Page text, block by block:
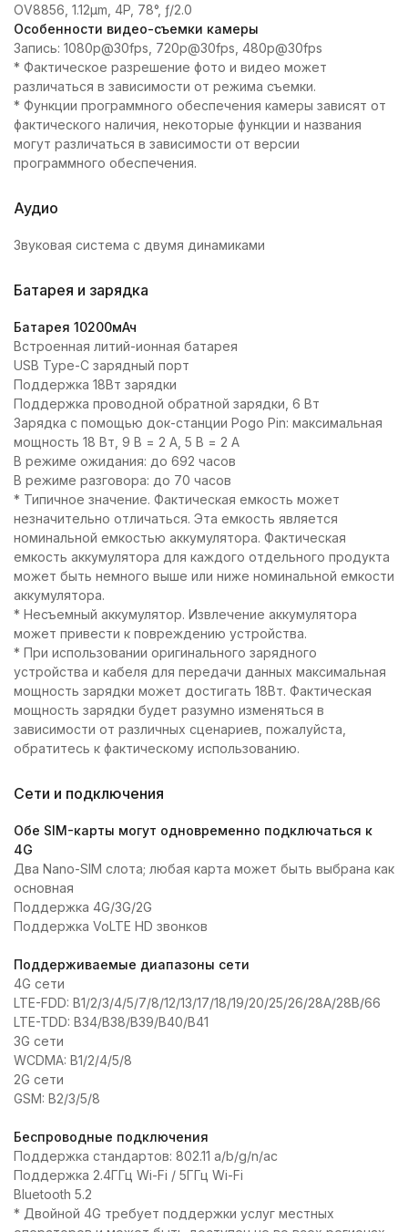
OV8856, 1.12µm, 4P, 78°, ƒ/2.0
Особенности видео-съемки камеры
Запись: 1080p@30fps, 720p@30fps, 480p@30fps
* Фактическое разрешение фото и видео может
различаться в зависимости от режима съемки.
* Функции программного обеспечения камеры зависят от
фактического наличия, некоторые функции и названия
могут различаться в зависимости от версии
программного обеспечения.
Аудио
Звуковая система с двумя динамиками
Батарея и зарядка
Батарея 10200мАч
Встроенная литий-ионная батарея
USB Type-C зарядный порт
Поддержка 18Вт зарядки
Поддержка проводной обратной зарядки, 6 Вт
Зарядка с помощью док-станции Pogo Pin: максимальная
мощность 18 Вт, 9 В = 2 А, 5 В = 2 А
В режиме ожидания: до 692 часов
В режиме разговора: до 70 часов
* Типичное значение. Фактическая емкость может
незначительно отличаться. Эта емкость является
номинальной емкостью аккумулятора. Фактическая
емкость аккумулятора для каждого отдельного продукта
может быть немного выше или ниже номинальной емкости
аккумулятора.
* Несъемный аккумулятор. Извлечение аккумулятора
может привести к повреждению устройства.
* При использовании оригинального зарядного
устройства и кабеля для передачи данных максимальная
мощность зарядки может достигать 18Вт. Фактическая
мощность зарядки будет разумно изменяться в
зависимости от различных сценариев, пожалуйста,
обратитесь к фактическому использованию.
Сети и подключения
Обе SIM-карты могут одновременно подключаться к
4G
Два Nano-SIM слота; любая карта может быть выбрана как
основная
Поддержка 4G/3G/2G
Поддержка VoLTE HD звонков
Поддерживаемые диапазоны сети
4G сети
LTE-FDD: B1/2/3/4/5/7/8/12/13/17/18/19/20/25/26/28A/28B/66
LTE-TDD: B34/B38/B39/B40/B41
3G сети
WCDMA: B1/2/4/5/8
2G сети
GSM: B2/3/5/8
Беспроводные подключения
Поддержка стандартов: 802.11 a/b/g/n/ac
Поддержка 2.4ГГц Wi-Fi / 5ГГц Wi-Fi
Bluetooth 5.2
* Двойной 4G требует поддержки услуг местных